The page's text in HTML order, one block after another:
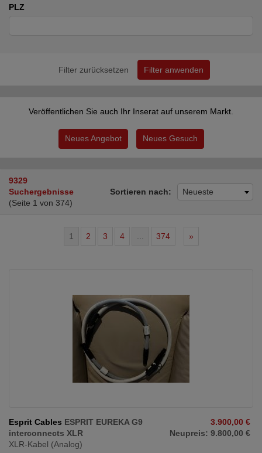
PLZ
Filter zurücksetzen Filter anwenden
Veröffentlichen Sie auch Ihr Inserat auf unserem Markt.
Neues Angebot Neues Gesuch
9329
Suchergebnisse
(Seite 1 von 374)
Sortieren nach: Neueste
1 2 3 4 374 »
Esprit Cables ESPRIT EUREKA G9
interconnects XLR
XLR-Kabel (Analog)
3.900,00 €
Neupreis: 9.800,00 €